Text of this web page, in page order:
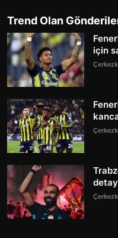
Trend Olan
için